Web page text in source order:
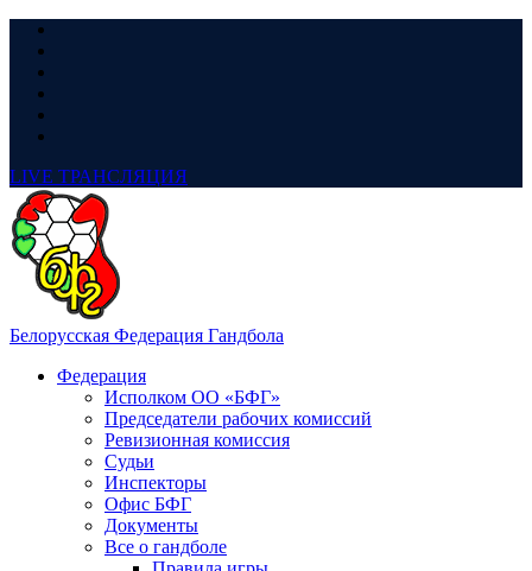
LIVE ТРАНСЛЯЦИЯ
Белорусская Федерация Гандбола
Федерация
Исполком ОО «БФГ»
Председатели рабочих комиссий
Ревизионная комиссия
Судьи
Инспекторы
Офис БФГ
Документы
Все о гандболе